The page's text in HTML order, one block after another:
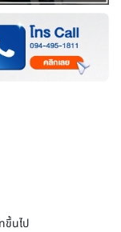
ขึ้นไป